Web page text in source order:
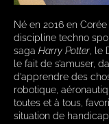
Né en 2016 en
discipline techno
saga Harry Potter, le
le fait de s’amuser,
d’apprendre des
robotique,
toutes et à tous,
situation de